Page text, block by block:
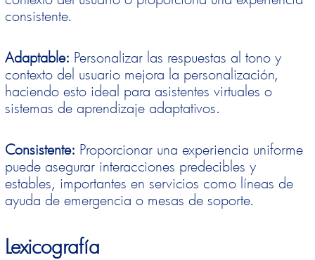
consistente.
Adaptable: Personalizar las respuestas al tono y
contexto del usuario mejora la personalización,
haciendo esto ideal para asistentes virtuales o
sistemas de aprendizaje adaptativos.
Consistente: Proporcionar una experiencia uniforme
puede asegurar interacciones predecibles y
estables, importantes en servicios como líneas de
ayuda de emergencia o mesas de soporte.
Lexicografía